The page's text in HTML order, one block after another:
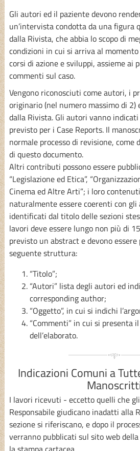
Gli autori ed il paziente devono
un’intervista condotta da una figura
dalla Rivista, che abbia lo scopo di
condizioni in cui si arriva al
corsi di azione e sviluppi, assieme ai
commenti sul caso.
Vengono riconosciuti come autori, i
originario (nel numero massimo di
dalla Rivista. Gli autori vanno
previsto per i Case Reports. Il
normale processo di revisione,
di questo documento.
Altri contributi possono essere
“Legislazione ed Etica”,
Cinema ed Altre Arti”; i loro
naturalmente essere coerenti con
identificati dal titolo delle sezioni
lavori deve essere lungo non più di
previsto un abstract e devono essere
seguente struttura:
“Titolo”;
“Autori” lista degli autori ed
corresponding author;
“Oggetto”, in cui si indichi
“Commenti” in cui si presenta
dell’elaborato.
Indicazioni Comuni a
I lavori ricevuti - eccetto quelli che
Responsabile giudicano inadatti alla
sezione si riferiscano, e dopo il
verranno pubblicati sul sito web